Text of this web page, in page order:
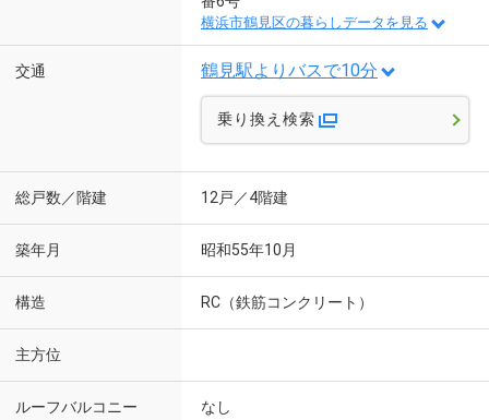
横浜市鶴見区の暮らしデータを見る
交通 鶴見駅よりバスで10分
乗り換え検索
総戸数／階建 12戸／4階建
築年月 昭和55年10月
構造 RC（鉄筋コンクリート）
主方位
ルーフバルコニー なし